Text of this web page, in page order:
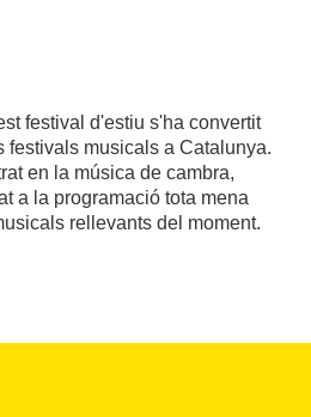
festival d'estiu s'ha convertit
festivals musicals a Catalunya.
en la música de cambra,
a la programació tota mena
rellevants del moment.